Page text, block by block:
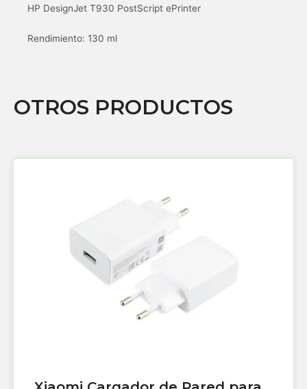
HP DesignJet T930 PostScript ePrinter
Rendimiento: 130 ml
OTROS PRODUCTOS